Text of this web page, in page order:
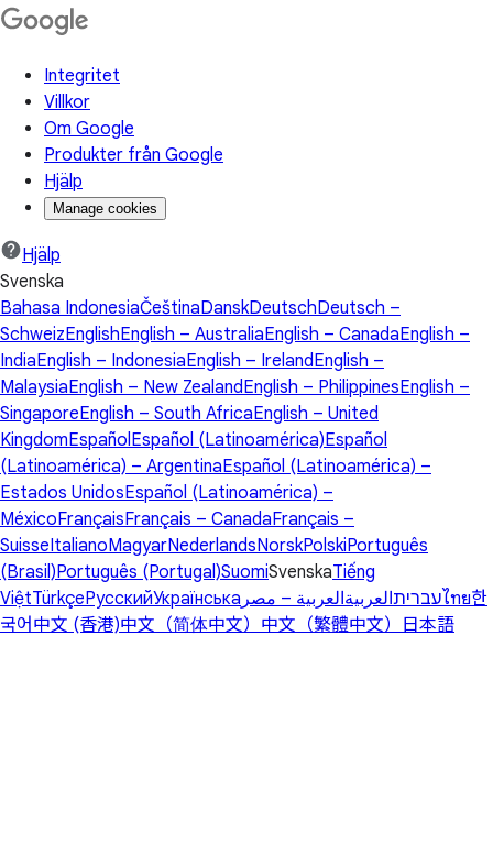
Integritet
Villkor
Om Google
Produkter från Google
Hjälp
Manage cookies
Hjälp
Svenska
Bahasa IndonesiaČeštinaDanskDeutschDeutsch –
SchweizEnglishEnglish – AustraliaEnglish – CanadaEnglish –
IndiaEnglish – IndonesiaEnglish – IrelandEnglish –
MalaysiaEnglish – New ZealandEnglish – PhilippinesEnglish –
SingaporeEnglish – South AfricaEnglish – United
KingdomEspañol Español (Latinoamérica)Español
(Latinoamérica) – ArgentinaEspañol (Latinoamérica) –
Estados UnidosEspañol (Latinoamérica) –
MéxicoFrançaisFrançais – CanadaFrançais –
SuisseItalianoMagyarNederlandsNorskPolskiPortuguês
(Brasil)Português (Portugal)SuomiSvenskaTiếng
ViệtTürkçeРусскийУкраїнська עבריתالعربيةالعربية – مصر ไทย한
국어 中文 (香港)中文（简体中文） 中文（繁體中文） 日本語